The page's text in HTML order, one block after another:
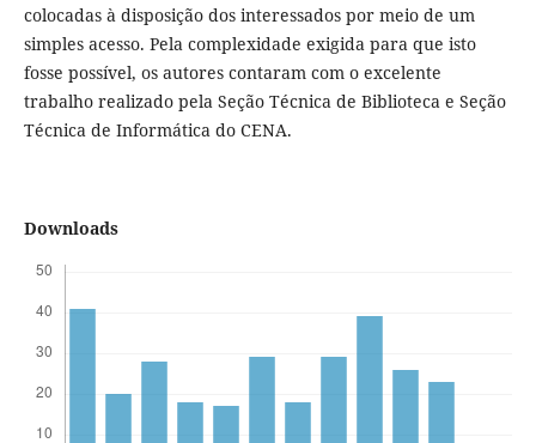
colocadas à disposição dos interessados por meio de um
simples acesso. Pela complexidade exigida para que isto
fosse possível, os autores contaram com o excelente
trabalho realizado pela Seção Técnica de Biblioteca e Seção
Técnica de Informática do CENA.
Downloads